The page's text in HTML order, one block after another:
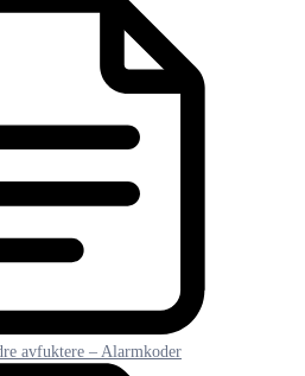
avfuktere – Alarmkoder